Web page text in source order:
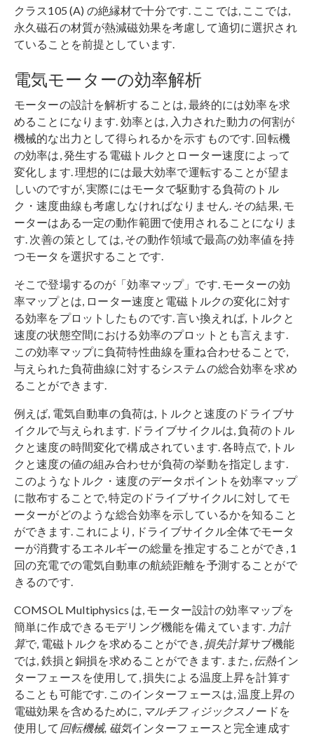
クラス105 (A) の絶縁材で十分です. ここでは, ここでは,
永久磁石の材質が熱減磁効果を考慮して適切に選択され
ていることを前提としています.
電気モーターの効率解析
モーターの設計を解析することは, 最終的には効率を求
めることになります. 効率とは, 入力された動力の何割が
機械的な出力として得られるかを示すものです. 回転機
の効率は, 発生する電磁トルクとローター速度によって
変化します. 理想的には最大効率で運転することが望ま
しいのですが, 実際にはモータで駆動する負荷のトル
ク・速度曲線も考慮しなければなりません. その結果, モ
ーターはある一定の動作範囲で使用されることになりま
す. 次善の策としては, その動作領域で最高の効率値を持
つモータを選択することです.
そこで登場するのが「効率マップ」です. モーターの効
率マップとは, ローター速度と電磁トルクの変化に対す
る効率をプロットしたものです. 言い換えれば, トルクと
速度の状態空間における効率のプロットとも言えます.
この効率マップに負荷特性曲線を重ね合わせることで,
与えられた負荷曲線に対するシステムの総合効率を求め
ることができます.
例えば, 電気自動車の負荷は, トルクと速度のドライブサ
イクルで与えられます. ドライブサイクルは, 負荷のトル
クと速度の時間変化で構成されています. 各時点で, トル
クと速度の値の組み合わせが負荷の挙動を指定します.
このようなトルク・速度のデータポイントを効率マップ
に散布することで, 特定のドライブサイクルに対してモ
ーターがどのような総合効率を示しているかを知ること
ができます. これにより, ドライブサイクル全体でモータ
ーが消費するエネルギーの総量を推定することができ, 1
回の充電での電気自動車の航続距離を予測することがで
きるのです.
COMSOL Multiphysics は, モーター設計の効率マップを
簡単に作成できるモデリング機能を備えています. 力計
算で, 電磁トルクを求めることができ, 損失計算サブ機能
では, 鉄損と銅損を求めることができます. また, 伝熱イン
ターフェースを使用して, 損失による温度上昇を計算す
ることも可能です. このインターフェースは, 温度上昇の
電磁効果を含めるために, マルチフィジックス ノードを
使用して 回転機械, 磁気インターフェースと完全連成す